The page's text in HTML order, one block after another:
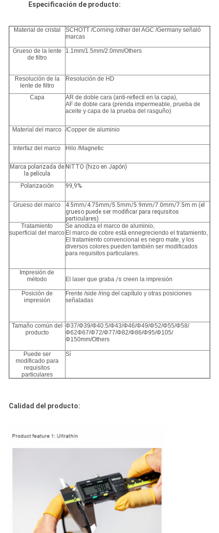
Especificación de producto:
Material de cristal
SCHOTT /Corning /other del AGC /Germany señaló
marcas
Grueso de la lente
de filtro
1.1mm/1.5mm/2.0mm/Others
Resolución de la
lente de filtro
Resolución de HD
Capa
AR de doble cara (anti-reflecti en la capa),
AF de doble cara (prenda impermeable, prueba de
aceite y capa de la prueba del rasguño)
Material del marco /Copper de aluminio
Interfaz del marco Hilo /Magnetic
Marca polarizada de
la película
NITTO (hizo en Japón)
Polarización 99,9%
Grueso del marco
4.5mm/4.75mm/5.5mm/5.9mm/7.0mm/7.5m m (el
grueso puede ser modificar para requisitos
particulares)
Tratamiento
superficial del marco
Se anodiza el marco de aluminio,
El marco de cobre está ennegreciendo el tratamiento,
El tratamiento convencional es negro mate, y los
diversos colores pueden también ser modificados
para requisitos particulares.
Impresión de
método
El laser que graba/s creen la impresión
Posición de
impresión
Frente /side /ring del capítulo y otras posiciones
señaladas
Tamaño común del
producto
Φ37/Φ39/Φ40.5/Φ43/Φ46/Φ49/Φ52/Φ55/Φ58/
Φ62Φ67/Φ72/Φ77/Φ82/Φ86/Φ95/Φ105/
Φ150mm/Others
Puede ser
modificado para
requisitos
particulares
Sí
Calidad del producto: